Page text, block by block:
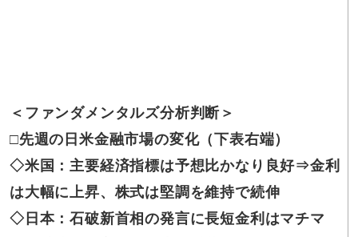
＜ファンダメンタルズ分析判断＞
□先週の日米金融市場の変化（下表右端）
◇米国：主要経済指標は予想比かなり良好⇒金利
は大幅に上昇、株式は堅調を維持で続伸
◇日本：石破新首相の発言に長短金利はマチマ